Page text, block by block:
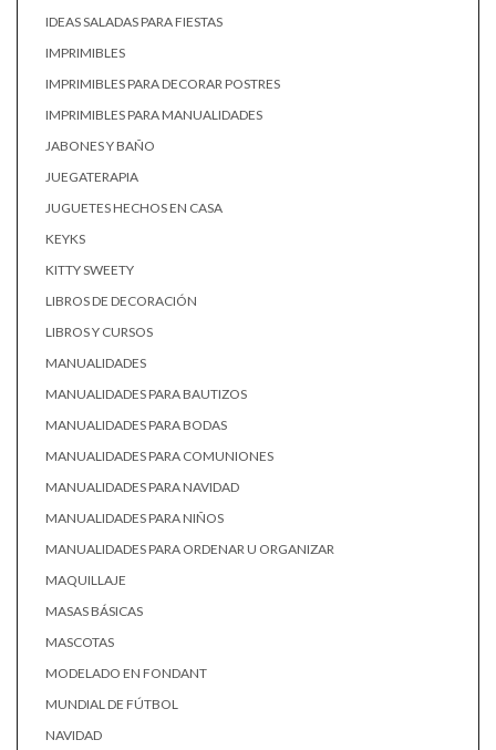
IDEAS SALADAS PARA FIESTAS
IMPRIMIBLES
IMPRIMIBLES PARA DECORAR POSTRES
IMPRIMIBLES PARA MANUALIDADES
JABONES Y BAÑO
JUEGATERAPIA
JUGUETES HECHOS EN CASA
KEYKS
KITTY SWEETY
LIBROS DE DECORACIÓN
LIBROS Y CURSOS
MANUALIDADES
MANUALIDADES PARA BAUTIZOS
MANUALIDADES PARA BODAS
MANUALIDADES PARA COMUNIONES
MANUALIDADES PARA NAVIDAD
MANUALIDADES PARA NIÑOS
MANUALIDADES PARA ORDENAR U ORGANIZAR
MAQUILLAJE
MASAS BÁSICAS
MASCOTAS
MODELADO EN FONDANT
MUNDIAL DE FÚTBOL
NAVIDAD